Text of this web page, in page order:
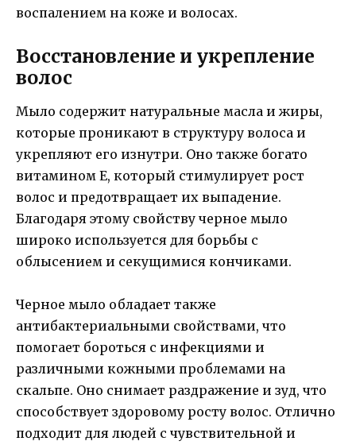
воспалением на коже и волосах.
Восстановление и укрепление
волос
Мыло содержит натуральные масла и жиры,
которые проникают в структуру волоса и
укрепляют его изнутри. Оно также богато
витамином Е, который стимулирует рост
волос и предотвращает их выпадение.
Благодаря этому свойству черное мыло
широко используется для борьбы с
облысением и секущимися кончиками.
Черное мыло обладает также
антибактериальными свойствами, что
помогает бороться с инфекциями и
различными кожными проблемами на
скальпе. Оно снимает раздражение и зуд, что
способствует здоровому росту волос. Отлично
подходит для людей с чувствительной и